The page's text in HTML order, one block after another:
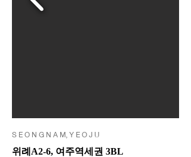
S E O N G N A M, Y E O J U
위례A2-6, 여주역세권 3BL